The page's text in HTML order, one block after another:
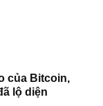
của Bitcoin,
lộ diện